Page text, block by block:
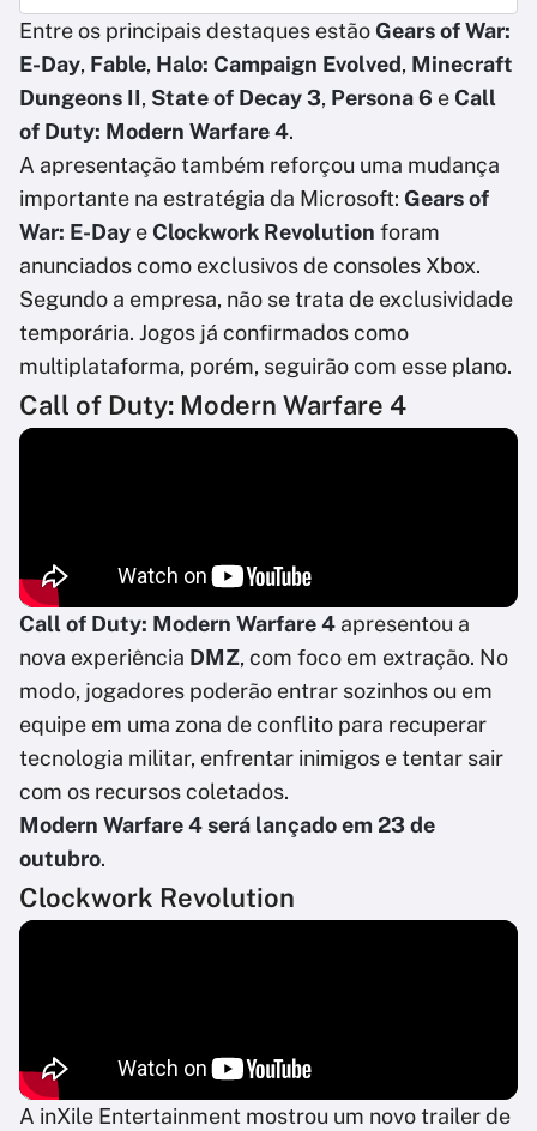
Entre os principais destaques estãoGears of War:
E-Day, Fable, Halo: Campaign Evolved, Minecraft
Dungeons II, State of Decay 3, Persona 6 eCall
of Duty: Modern Warfare 4.
A apresentação também reforçou uma mudança
importante na estratégia da Microsoft: Gears of
War: E-Day eClockwork Revolution foram
anunciados como exclusivos de consoles Xbox.
Segundo a empresa, não se trata de exclusividade
temporária. Jogos já confirmados como
multiplataforma, porém, seguirão com esse plano.
Call of Duty: Modern Warfare 4
Call of Duty: Modern Warfare 4 apresentou a
nova experiência DMZ, com foco em extração. No
modo, jogadores poderão entrar sozinhos ou em
equipe em uma zona de conflito para recuperar
tecnologia militar, enfrentar inimigos e tentar sair
com os recursos coletados.
Modern Warfare 4 será lançado em 23 de
outubro.
Clockwork Revolution
A inXile Entertainment mostrou um novo trailer de